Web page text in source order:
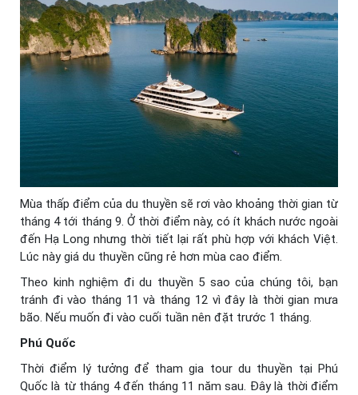
Mùa thấp điểm của du thuyền sẽ rơi vào khoảng thời gian từ
tháng 4 tới tháng 9. Ở thời điểm này, có ít khách nước ngoài
đến Hạ Long nhưng thời tiết lại rất phù hợp với khách Việt.
Lúc này giá du thuyền cũng rẻ hơn mùa cao điểm.
Theo kinh nghiệm đi du thuyền 5 sao của chúng tôi, bạn
tránh đi vào tháng 11 và tháng 12 vì đây là thời gian mưa
bão. Nếu muốn đi vào cuối tuần nên đặt trước 1 tháng.
Phú Quốc
Thời điểm lý tưởng để tham gia tour du thuyền tại Phú
Quốc là từ tháng 4 đến tháng 11 năm sau. Đây là thời điểm